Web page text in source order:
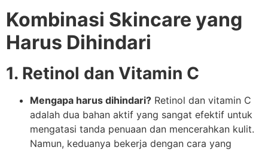
Kombinasi Skincare yang
Harus Dihindari
1. Retinol dan Vitamin C
Mengapa harus dihindari? Retinol dan vitamin C
adalah dua bahan aktif yang sangat efektif untuk
mengatasi tanda penuaan dan mencerahkan kulit.
Namun, keduanya bekerja dengan cara yang